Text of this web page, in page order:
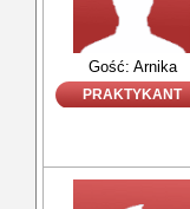
Gość: Arnika
PRAKTYKANT